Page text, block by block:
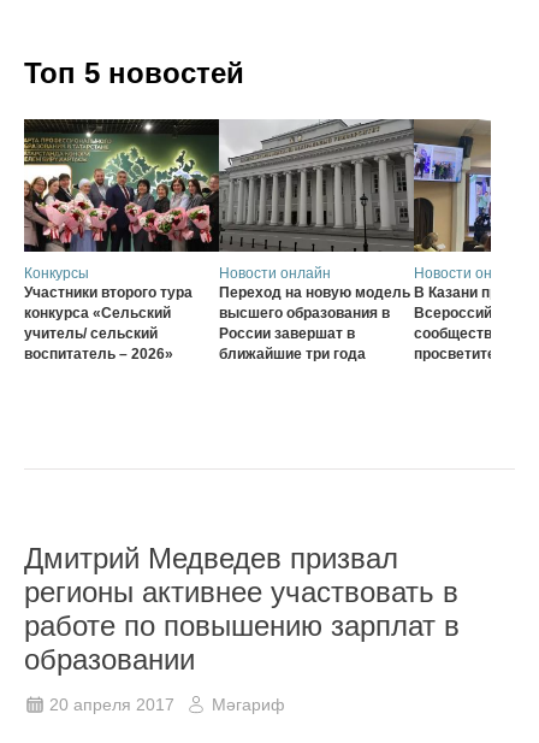
Топ 5 новостей
Конкурсы
Участники второго тура
конкурса «Сельский
учитель/ сельский
воспитатель – 2026»
Новости онлайн
Переход на новую модель
высшего образования в
России завершат в
ближайшие три года
Новости онлайн
В Казани
Всероссийского
сообщества
просветителей
Дмитрий Медведев призвал
регионы активнее участвовать в
работе по повышению зарплат в
образовании
20 апреля 2017 Мәгариф